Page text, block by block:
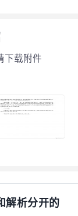
下载附件
解析分开的